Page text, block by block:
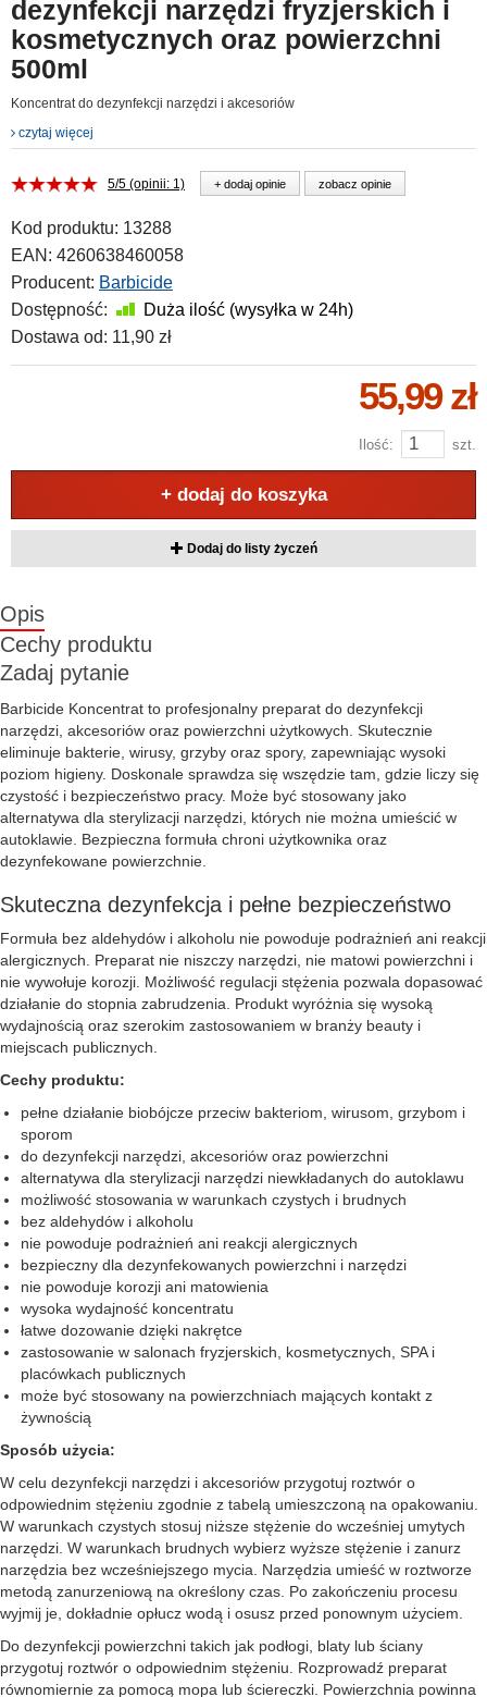
dezynfekcji narzędzi fryzjerskich i
kosmetycznych oraz powierzchni
500ml
Koncentrat do dezynfekcji narzędzi i akcesoriów
czytaj więcej
5/5 (opinii: 1) + dodaj opinie zobacz opinie
Kod produktu: 13288
EAN: 4260638460058
Producent: Barbicide
Dostępność:
Duża ilość (wysyłka w 24h)
Dostawa od: 11,90 zł
55,99 zł
Ilość: szt.
+ dodaj do koszyka
Dodaj do listy życzeń
Opis
Cechy produktu
Zadaj pytanie
Barbicide Koncentrat to profesjonalny preparat do dezynfekcji
narzędzi, akcesoriów oraz powierzchni użytkowych. Skutecznie
eliminuje bakterie, wirusy, grzyby oraz spory, zapewniając wysoki
poziom higieny. Doskonale sprawdza się wszędzie tam, gdzie liczy się
czystość i bezpieczeństwo pracy. Może być stosowany jako
alternatywa dla sterylizacji narzędzi, których nie można umieścić w
autoklawie. Bezpieczna formuła chroni użytkownika oraz
dezynfekowane powierzchnie.
Skuteczna dezynfekcja i pełne bezpieczeństwo
Formuła bez aldehydów i alkoholu nie powoduje podrażnień ani reakcji
alergicznych. Preparat nie niszczy narzędzi, nie matowi powierzchni i
nie wywołuje korozji. Możliwość regulacji stężenia pozwala dopasować
działanie do stopnia zabrudzenia. Produkt wyróżnia się wysoką
wydajnością oraz szerokim zastosowaniem w branży beauty i
miejscach publicznych.
Cechy produktu:
pełne działanie biobójcze przeciw bakteriom, wirusom, grzybom i
sporom
do dezynfekcji narzędzi, akcesoriów oraz powierzchni
alternatywa dla sterylizacji narzędzi niewkładanych do autoklawu
możliwość stosowania w warunkach czystych i brudnych
bez aldehydów i alkoholu
nie powoduje podrażnień ani reakcji alergicznych
bezpieczny dla dezynfekowanych powierzchni i narzędzi
nie powoduje korozji ani matowienia
wysoka wydajność koncentratu
łatwe dozowanie dzięki nakrętce
zastosowanie w salonach fryzjerskich, kosmetycznych, SPA i
placówkach publicznych
może być stosowany na powierzchniach mających kontakt z
żywnością
Sposób użycia:
W celu dezynfekcji narzędzi i akcesoriów przygotuj roztwór o
odpowiednim stężeniu zgodnie z tabelą umieszczoną na opakowaniu.
W warunkach czystych stosuj niższe stężenie do wcześniej umytych
narzędzi. W warunkach brudnych wybierz wyższe stężenie i zanurz
narzędzia bez wcześniejszego mycia. Narzędzia umieść w roztworze
metodą zanurzeniową na określony czas. Po zakończeniu procesu
wyjmij je, dokładnie opłucz wodą i osusz przed ponownym użyciem.
Do dezynfekcji powierzchni takich jak podłogi, blaty lub ściany
przygotuj roztwór o odpowiednim stężeniu. Rozprowadź preparat
równomiernie za pomocą mopa lub ściereczki. Powierzchnia powinna